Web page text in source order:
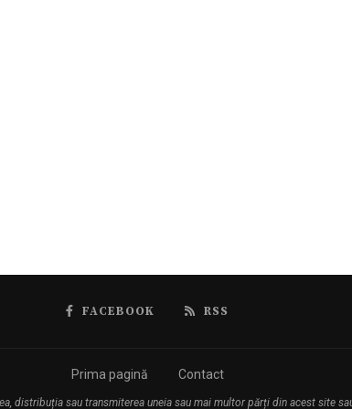
FACEBOOK RSS
Prima pagină Contact
distribuția sau transmiterea uneia sau mai multor părți din acest site